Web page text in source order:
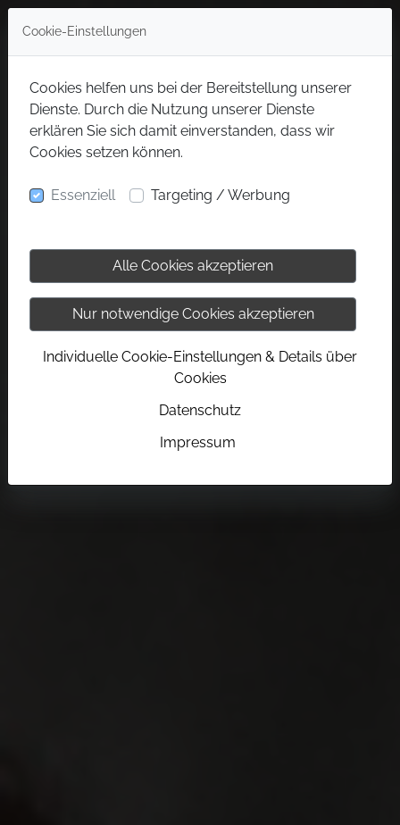
Cookie-Einstellungen
Cookies helfen uns bei der Bereitstellung unserer
Dienste. Durch die Nutzung unserer Dienste
erklären Sie sich damit einverstanden, dass wir
Cookies setzen können.
Essenziell Targeting / Werbung
Alle Cookies akzeptieren
Nur notwendige Cookies akzeptieren
Individuelle Cookie-Einstellungen & Details über
Cookies
Datenschutz
Impressum